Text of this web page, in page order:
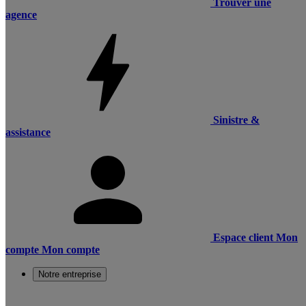
Trouver une
agence
Sinistre &
assistance
Espace client Mon
compte Mon compte
Notre entreprise